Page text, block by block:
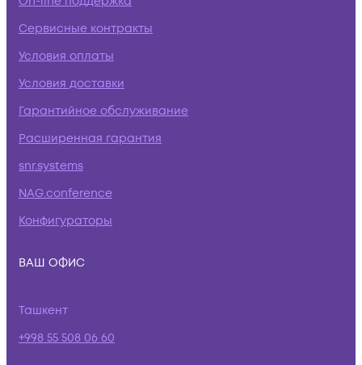
Сервисные контракты
Условия оплаты
Условия доставки
Гарантийное обслуживание
Расширенная гарантия
snr.systems
NAG.conference
Конфигураторы
ВАШ ОФИС
Ташкент
+998 55 508 06 60